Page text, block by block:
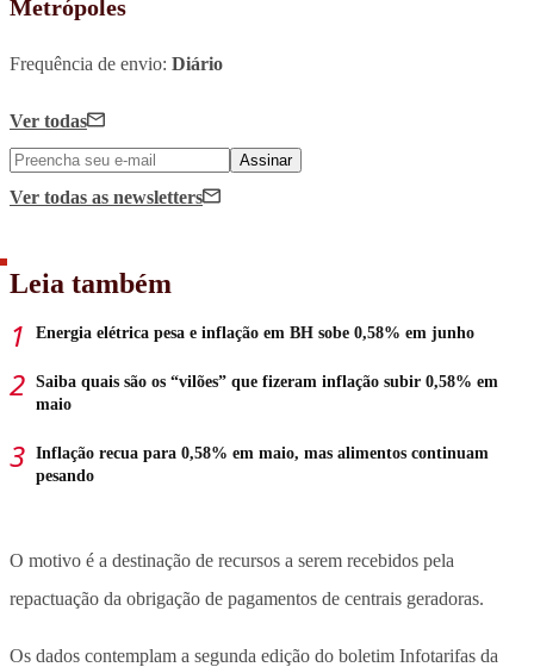
Metrópoles
Frequência de envio: Diário
Ver todas
Assinar
Ver todas as newsletters
Leia também
Energia elétrica pesa e inflação em BH sobe 0,58% em junho
Saiba quais são os “vilões” que fizeram inflação subir 0,58% em
maio
Inflação recua para 0,58% em maio, mas alimentos continuam
pesando
O motivo é a destinação de recursos a serem recebidos pela
repactuação da obrigação de pagamentos de centrais geradoras.
Os dados contemplam a segunda edição do boletim Infotarifas da